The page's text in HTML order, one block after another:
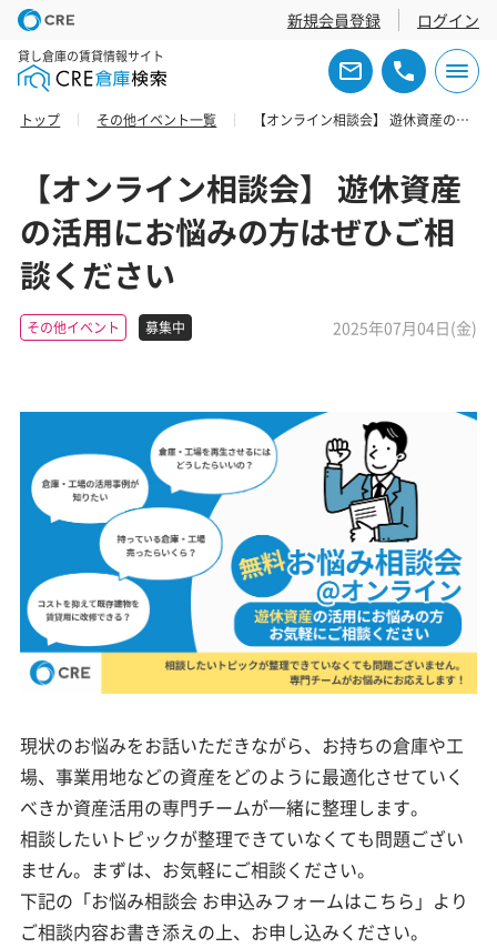
新規会員登録 ログイン
貸し倉庫の賃貸情報サイト
トップ その他イベント一覧 【オンライン相談会】 遊休資産の活用にお悩みの方はぜひご相談ください
【オンライン相談会】 遊休資産
の活用にお悩みの方はぜひご相
談ください
その他イベント 募集中 2025年07月04日(金)
現状のお悩みをお話いただきながら、お持ちの倉庫や工
場、事業用地などの資産をどのように最適化させていく
べきか資産活用の専門チームが一緒に整理します。
相談したいトピックが整理できていなくても問題ござい
ません。まずは、お気軽にご相談ください。
下記の「お悩み相談会 お申込みフォームはこちら」より
ご相談内容お書き添えの上、お申し込みください。